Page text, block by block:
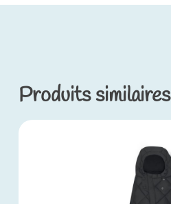
Produits similaires